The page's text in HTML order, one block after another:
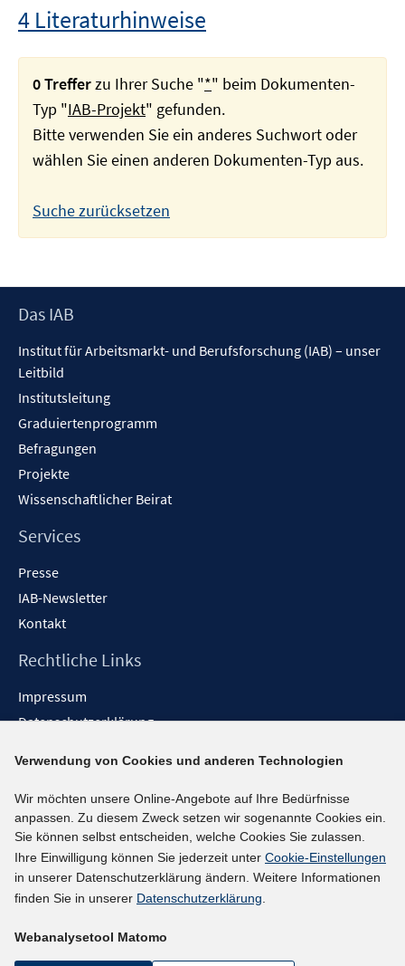
4 Literaturhinweise
0 Trefferzu Ihrer Suche "*" beim Dokumenten-
Typ "IAB-Projekt" gefunden.
Bitte verwenden Sie ein anderes Suchwort oder
wählen Sie einen anderen Dokumenten-Typ aus.
Suche zurücksetzen
Footer
Das IAB
Institut für Arbeitsmarkt- und Berufsforschung (IAB) – unser
Leitbild
Institutsleitung
Graduiertenprogramm
Befragungen
Projekte
Wissenschaftlicher Beirat
Services
Presse
IAB-Newsletter
Kontakt
Rechtliche Links
Impressum
Datenschutzerklärung
Barrieren melden
Social-Media-Kanäle
BlueSky
YouTube
LinkedIn
kununu
Verwendung von Cookies und anderen Technologien
Wir möchten unsere Online-Angebote auf Ihre Bedürfnisse
anpassen. Zu diesem Zweck setzen wir sogenannte Cookies ein.
Sie können selbst entscheiden, welche Cookies Sie zulassen.
Ihre Einwilligung können Sie jederzeit unter Cookie-Einstellungen
in unserer Datenschutzerklärung ändern. Weitere Informationen
finden Sie in unserer Datenschutzerklärung.
Webanalysetool Matomo